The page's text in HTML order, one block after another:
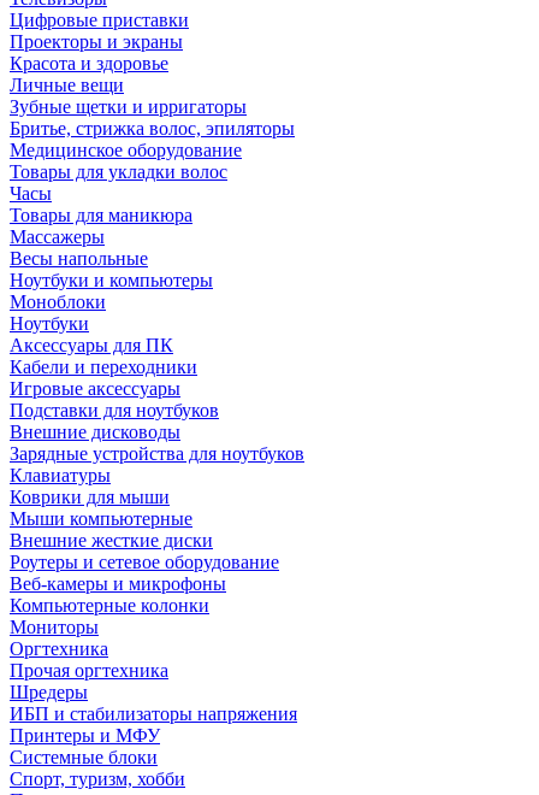
Цифровые приставки
Проекторы и экраны
Красота и здоровье
Личные вещи
Зубные щетки и ирригаторы
Бритье, стрижка волос, эпиляторы
Медицинское оборудование
Товары для укладки волос
Часы
Товары для маникюра
Массажеры
Весы напольные
Ноутбуки и компьютеры
Моноблоки
Ноутбуки
Аксессуары для ПК
Кабели и переходники
Игровые аксессуары
Подставки для ноутбуков
Внешние дисководы
Зарядные устройства для ноутбуков
Клавиатуры
Коврики для мыши
Мыши компьютерные
Внешние жесткие диски
Роутеры и сетевое оборудование
Веб-камеры и микрофоны
Компьютерные колонки
Мониторы
Оргтехника
Прочая оргтехника
Шредеры
ИБП и стабилизаторы напряжения
Принтеры и МФУ
Системные блоки
Спорт, туризм, хобби